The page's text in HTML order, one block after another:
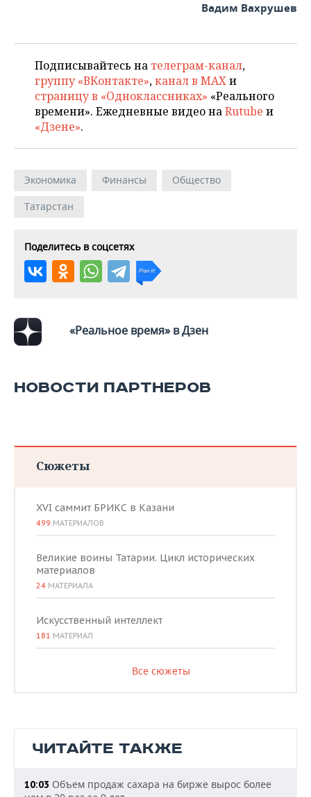
Вадим Вахрушев
Подписывайтесь на телеграм-канал,
группу «ВКонтакте»,канал в MAXи
страницу в «Одноклассниках» «Реального
времени». Ежедневные видео наRutube и
«Дзене».
Экономика Финансы
Общество
Татарстан
Поделитесь в соцсетях
«Реальное время» в Дзен
НОВОСТИ ПАРТНЕРОВ
Сюжеты
XVI саммит БРИКС в Казани
499 МАТЕРИАЛОВ
Великие воины Татарии. Цикл исторических
материалов
24 МАТЕРИАЛА
Искусственный интеллект
181 МАТЕРИАЛ
Все сюжеты
ЧИТАЙТЕ ТАКЖЕ
10:03 Объем продаж сахара на бирже вырос более